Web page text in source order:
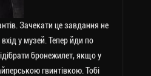
Зачекати це завдання не
у музей. Тепер йди по
бронежилет, якщо у
гвинтівкою. Тобі